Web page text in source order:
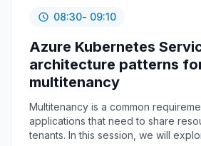
08:30- 09:10
Azure Kubernetes
architecture patterns
multitenancy
Multitenancy is a common
applications that need to share
tenants. In this session, we will